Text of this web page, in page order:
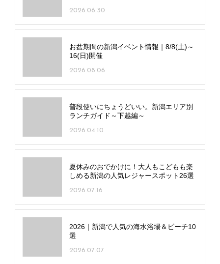
2026.06.30
お盆期間の新潟イベント情報｜8/8(土)～
16(日)開催
2026.08.06
普段使いにちょうどいい。新潟エリア別
ランチガイド～下越編～
2026.04.10
夏休みのおでかけに！大人もこどもも楽
しめる新潟の人気レジャースポット26選
2026.07.16
2026｜新潟で人気の海水浴場＆ビーチ10
選
2026.07.07